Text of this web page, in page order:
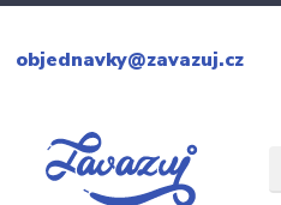
objednavky@zavazuj.cz